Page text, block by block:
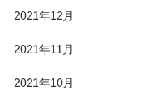
2021年12月
2021年11月
2021年10月